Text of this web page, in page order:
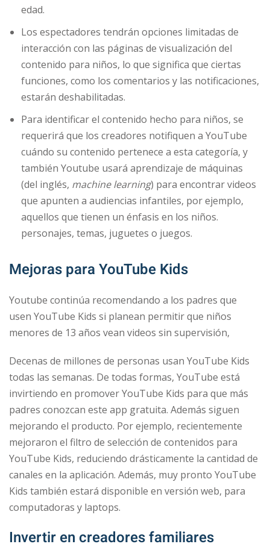
edad.
Los espectadores tendrán opciones limitadas de
interacción con las páginas de visualización del
contenido para niños, lo que significa que ciertas
funciones, como los comentarios y las notificaciones,
estarán deshabilitadas.
Para identificar el contenido hecho para niños, se
requerirá que los creadores notifiquen a YouTube
cuándo su contenido pertenece a esta categoría, y
también Youtube usará aprendizaje de máquinas
(del inglés, machine learning) para encontrar videos
que apunten a audiencias infantiles, por ejemplo,
aquellos que tienen un énfasis en los niños.
personajes, temas, juguetes o juegos.
Mejoras para YouTube Kids
Youtube continúa recomendando a los padres que
usen YouTube Kids si planean permitir que niños
menores de 13 años vean videos sin supervisión,
Decenas de millones de personas usan YouTube Kids
todas las semanas. De todas formas, YouTube está
invirtiendo en promover YouTube Kids para que más
padres conozcan este app gratuita. Además siguen
mejorando el producto. Por ejemplo, recientemente
mejoraron el filtro de selección de contenidos para
YouTube Kids, reduciendo drásticamente la cantidad de
canales en la aplicación. Además, muy pronto YouTube
Kids también estará disponible en versión web, para
computadoras y laptops.
Invertir en creadores familiares